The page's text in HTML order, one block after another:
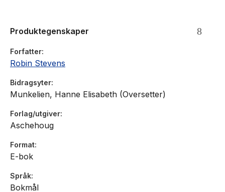
Produktegenskaper
Forfatter
Robin Stevens
Bidragsyter
Munkelien, Hanne Elisabeth (Oversetter)
Forlag/utgiver
Aschehoug
Format
E-bok
Språk
Bokmål